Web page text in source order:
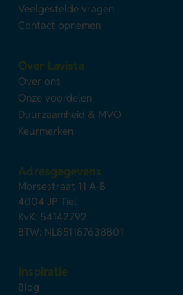
Veelgestelde vragen
Contact opnemen
Over Lavista
Over ons
Onze voordelen
Duurzaamheid & MVO
Keurmerken
Adresgegevens
Morsestraat 11 A-B
4004 JP Tiel
KvK: 54142792
BTW: NL851187638B01
Inspiratie
Blog